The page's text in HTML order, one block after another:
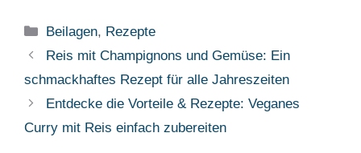
Kategorien
Beilagen, Rezepte
Reis mit Champignons und Gemüse: Ein
schmackhaftes Rezept für alle Jahreszeiten
Entdecke die Vorteile & Rezepte: Veganes
Curry mit Reis einfach zubereiten